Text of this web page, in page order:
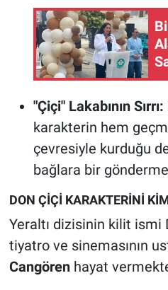
"Çiçi" Lakabının Sırrı:
karakterin hem
çevresiyle kurduğu
bağlara bir
DON ÇİÇİ KARAKTERİNİ
Yeraltı dizisinin kilit ismi
tiyatro ve sinemasının
Cangörenhayat